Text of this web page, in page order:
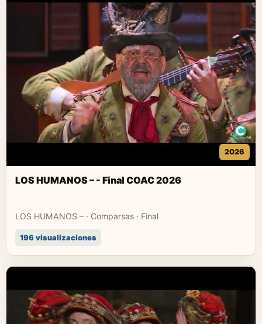
2026
LOS HUMANOS – - Final COAC 2026
LOS HUMANOS – · Comparsas · Final
196 visualizaciones